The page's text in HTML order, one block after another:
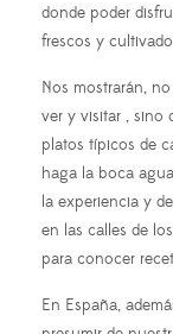
donde poder
frescos y
Nos mostrarán,
ver y visitar , sino
platos típicos de
haga la boca
la experiencia y
en las calles de
para conocer
En España,